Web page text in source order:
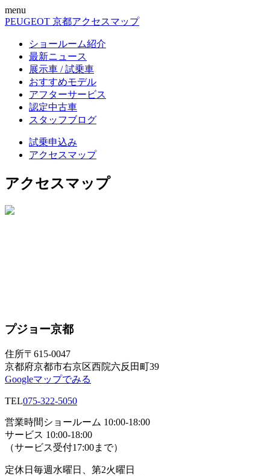
menu
PEUGEOT 京都アクセスマップ
ショールーム紹介
最新ニュース
展示車 / 試乗車
おすすめモデル
アフターサービス
認定中古車
スタッフブログ
試乗申込み
アクセスマップ
アクセスマップ
プジョー京都
住所〒615-0047
京都府京都市右京区西院六反田町39
Googleマップでみる
TEL075-322-5050
営業時間 ショールーム 10:00-18:00
サービス 10:00-18:00
（サービス受付17:00まで）
定休日 毎週水曜日、第2火曜日